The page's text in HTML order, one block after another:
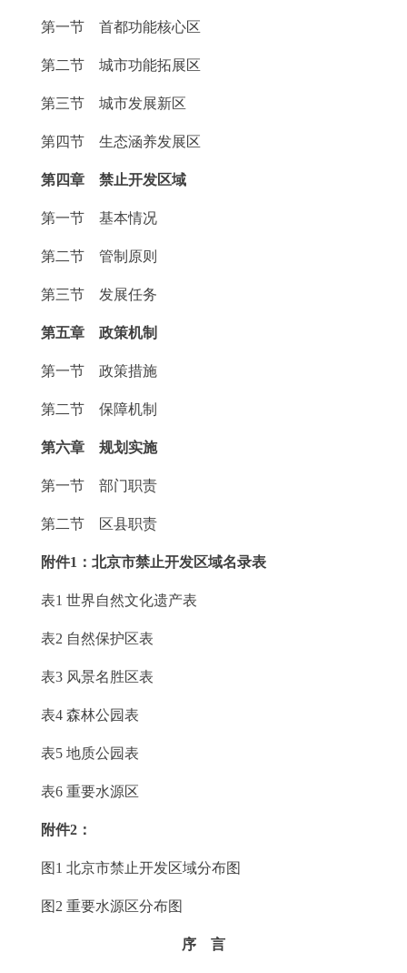
第一节 首都功能核心区
第二节 城市功能拓展区
第三节 城市发展新区
第四节 生态涵养发展区
第四章 禁止开发区域
第一节 基本情况
第二节 管制原则
第三节 发展任务
第五章 政策机制
第一节 政策措施
第二节 保障机制
第六章 规划实施
第一节 部门职责
第二节 区县职责
附件1：北京市禁止开发区域名录表
表1 世界自然文化遗产表
表2 自然保护区表
表3 风景名胜区表
表4 森林公园表
表5 地质公园表
表6 重要水源区
附件2：
图1 北京市禁止开发区域分布图
图2 重要水源区分布图
序 言